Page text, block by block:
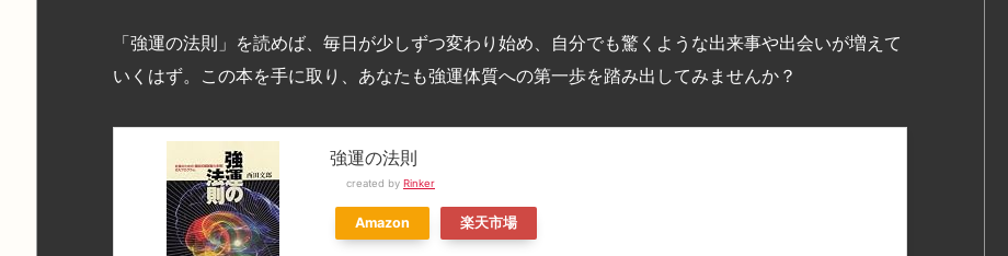
「強運の法則」を読めば、毎日が少しずつ変わり始め、自分でも驚くような出来事や出会いが増えて
いくはず。この本を手に取り、あなたも強運体質への第一歩を踏み出してみませんか？
強運の法則
created by Rinker
Amazon 楽天市場